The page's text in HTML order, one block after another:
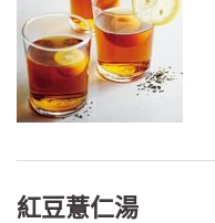
紅豆薏仁湯